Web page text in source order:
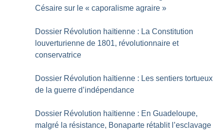
Césaire sur le « caporalisme agraire »
Dossier Révolution haïtienne : La Constitution
louverturienne de 1801, révolutionnaire et
conservatrice
Dossier Révolution haïtienne : Les sentiers tortueux
de la guerre d’indépendance
Dossier Révolution haïtienne : En Guadeloupe,
malgré la résistance, Bonaparte rétablit l’esclavage